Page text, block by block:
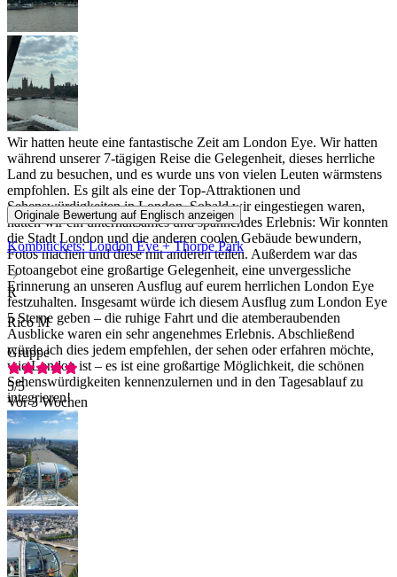
Wir hatten heute eine fantastische Zeit am London Eye. Wir hatten
während unserer 7-tägigen Reise die Gelegenheit, dieses herrliche
Land zu besuchen, und es wurde uns von vielen Leuten wärmstens
empfohlen. Es gilt als eine der Top-Attraktionen und
Sehenswürdigkeiten in London. Sobald wir eingestiegen waren,
hatten wir ein unterhaltsames und spannendes Erlebnis: Wir konnten
die Stadt London und die anderen coolen Gebäude bewundern,
Fotos machen und diese mit anderen teilen. Außerdem war das
Fotoangebot eine großartige Gelegenheit, eine unvergessliche
Erinnerung an unseren Ausflug auf eurem herrlichen London Eye
festzuhalten. Insgesamt würde ich diesem Ausflug zum London Eye
5 Sterne geben – die ruhige Fahrt und die atemberaubenden
Ausblicke waren ein sehr angenehmes Erlebnis. Abschließend
würde ich dies jedem empfehlen, der sehen oder erfahren möchte,
wie London ist – es ist eine großartige Möglichkeit, die schönen
Sehenswürdigkeiten kennenzulernen und in den Tagesablauf zu
integrieren!
Originale Bewertung auf Englisch anzeigen
Kombitickets: London Eye + Thorpe Park
R
Rico M
Gruppe
5/5
Vor 3 Wochen